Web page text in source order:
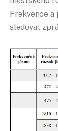
Frekvence a
sledovat